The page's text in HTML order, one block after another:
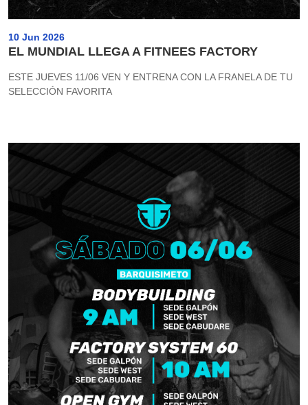
10 Jun 2026
EL MUNDIAL LLEGA A FITNEES FACTORY
ESTE JUEVES 11/06 VEN Y ENTRENA CON LA FRANELA DE TU
SELECCIÓN FAVORITA